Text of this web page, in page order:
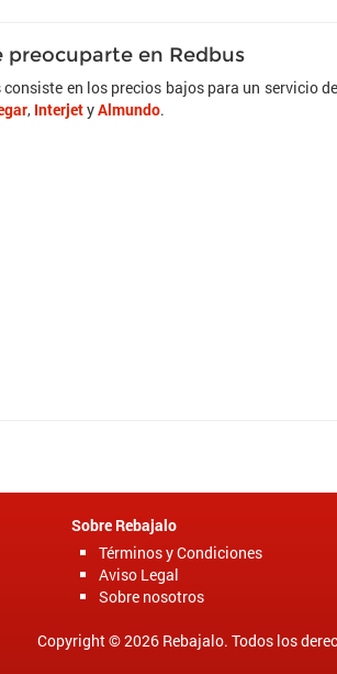
preocuparte en Redbus
en los precios bajos para un servicio
, InterjetyAlmundo.
Sobre Rebajalo
Términos y Condiciones
Aviso Legal
Sobre nosotros
Copyright © 2026 Rebajalo. Todos los